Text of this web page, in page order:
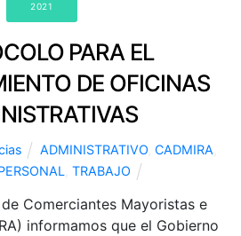
2021
PARA EL
DE OFICINAS
ADMINISTRATIVO, CADMIRA
TRABAJO
Comerciantes Mayoristas e
informamos que el Gobierno